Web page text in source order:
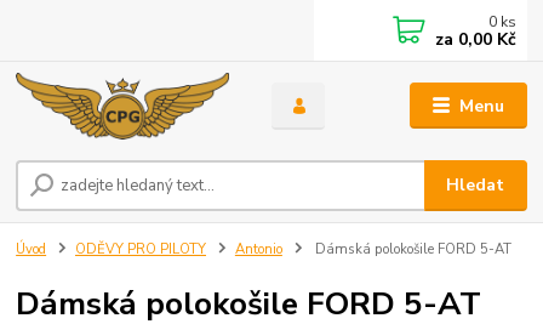
Menu
Hledat
0 ks
za 0,00 Kč
Úvod ODĚVY PRO PILOTY Antonio Dámská polokošile FORD 5-AT
Dámská polokošile FORD 5-AT